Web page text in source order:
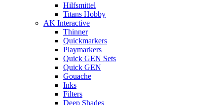
Hilfsmittel
Titans Hobby
AK Interactive
Thinner
Quickmarkers
Playmarkers
Quick GEN Sets
Quick GEN
Gouache
Inks
Filters
Deep Shades